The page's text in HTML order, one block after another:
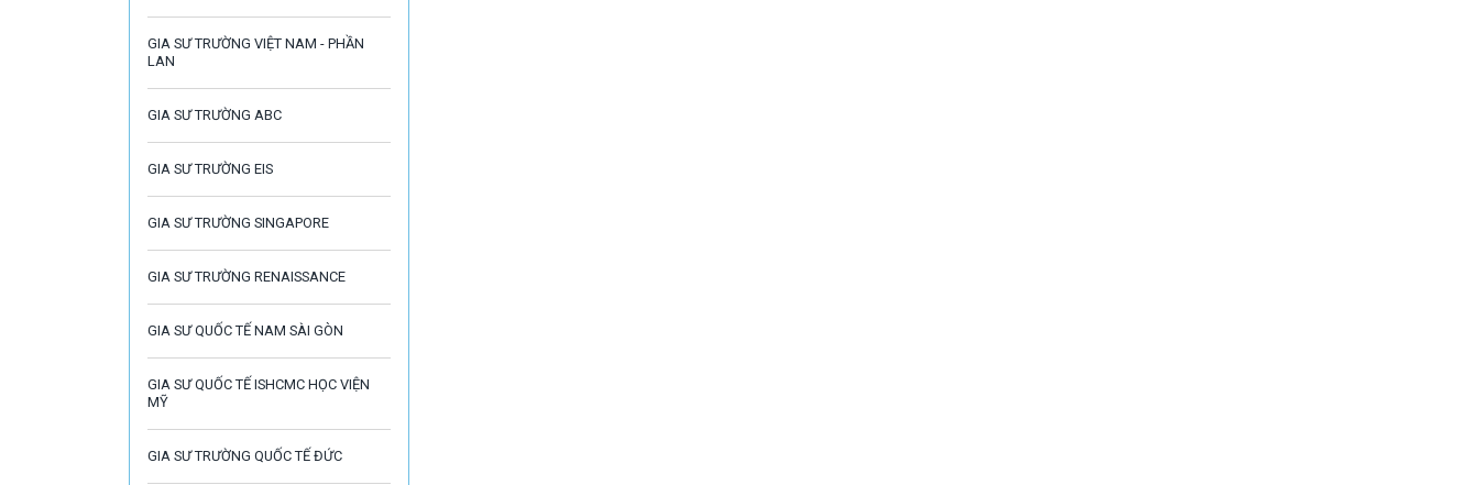
GIA SƯ TRƯỜNG VIỆT NAM - PHẦN
LAN
GIA SƯ TRƯỜNG ABC
GIA SƯ TRƯỜNG EIS
GIA SƯ TRƯỜNG SINGAPORE
GIA SƯ TRƯỜNG RENAISSANCE
GIA SƯ QUỐC TẾ NAM SÀI GÒN
GIA SƯ QUỐC TẾ ISHCMC HỌC VIỆN
MỸ
GIA SƯ TRƯỜNG QUỐC TẾ ĐỨC